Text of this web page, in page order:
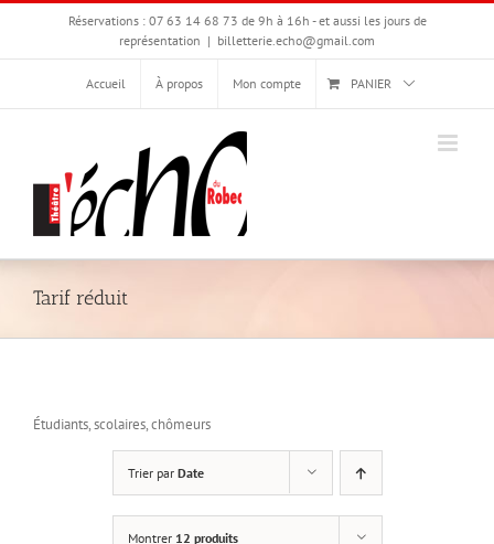
Passer
Réservations : 07 63 14 68 73 de 9h à 16h - et aussi les jours de
représentation | billetterie.echo@gmail.com
Accueil À propos Mon compte PANIER
Tarif réduit
Étudiants, scolaires, chômeurs
Trier par Date
Montrer 12 produits